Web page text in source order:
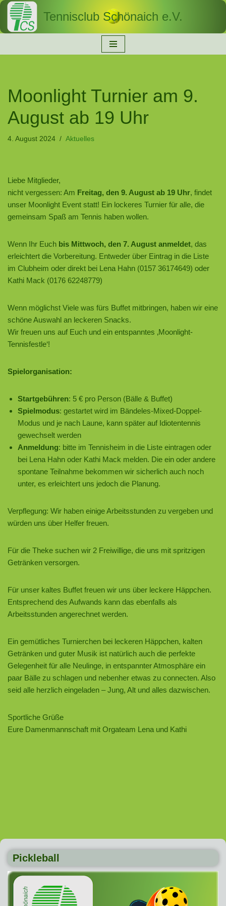
Zum
Tennisclub Schönaich e.V.
Moonlight Turnier am 9.
August ab 19 Uhr
4. August 2024 Aktuelles
Liebe Mitglieder,
nicht vergessen: Am Freitag, den 9. August ab 19 Uhr, findet
unser Moonlight Event statt! Ein lockeres Turnier für alle, die
gemeinsam Spaß am Tennis haben wollen.
Wenn Ihr Euch bis Mittwoch, den 7. August anmeldet, das
erleichtert die Vorbereitung. Entweder über Eintrag in die Liste
im Clubheim oder direkt bei Lena Hahn (0157 36174649) oder
Kathi Mack (0176 62248779)
Wenn möglichst Viele was fürs Buffet mitbringen, haben wir eine
schöne Auswahl an leckeren Snacks.
Wir freuen uns auf Euch und ein entspanntes ‚Moonlight-
Tennisfestle‘!
Spielorganisation:
Startgebühren: 5 € pro Person (Bälle & Buffet)
Spielmodus: gestartet wird im Bändeles-Mixed-Doppel-
Modus und je nach Laune, kann später auf Idiotentennis
gewechselt werden
Anmeldung: bitte im Tennisheim in die Liste eintragen oder
bei Lena Hahn oder Kathi Mack melden. Die ein oder andere
spontane Teilnahme bekommen wir sicherlich auch noch
unter, es erleichtert uns jedoch die Planung.
Verpflegung: Wir haben einige Arbeitsstunden zu vergeben und
würden uns über Helfer freuen.
Für die Theke suchen wir 2 Freiwillige, die uns mit spritzigen
Getränken versorgen.
Für unser kaltes Buffet freuen wir uns über leckere Häppchen.
Entsprechend des Aufwands kann das ebenfalls als
Arbeitsstunden angerechnet werden.
Ein gemütliches Turnierchen bei leckeren Häppchen, kalten
Getränken und guter Musik ist natürlich auch die perfekte
Gelegenheit für alle Neulinge, in entspannter Atmosphäre ein
paar Bälle zu schlagen und nebenher etwas zu connecten. Also
seid alle herzlich eingeladen – Jung, Alt und alles dazwischen.
Sportliche Grüße
Eure Damenmannschaft mit Orgateam Lena und Kathi
Pickleball